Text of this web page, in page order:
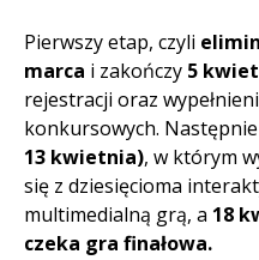
Pierwszy etap, czyli
marca i zakończy 5
rejestracji oraz
konkursowych.
13 kwietnia), w którym
się z dziesięcioma
multimedialną grą, a 18
czeka gra finałowa.